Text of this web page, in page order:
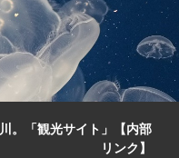
川移住・定住応援サイト
「カモ住」【内部リンク】